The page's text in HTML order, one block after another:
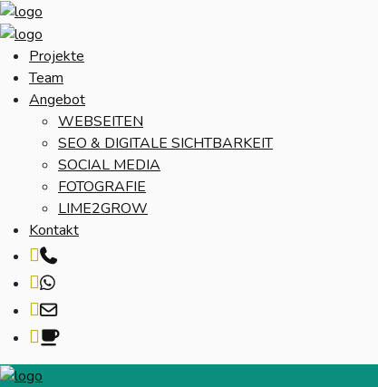
Projekte
Team
Angebot
WEBSEITEN
SEO & DIGITALE SICHTBARKEIT
SOCIAL MEDIA
FOTOGRAFIE
LIME2GROW
Kontakt
WhatsApp
Mail
Kaffee